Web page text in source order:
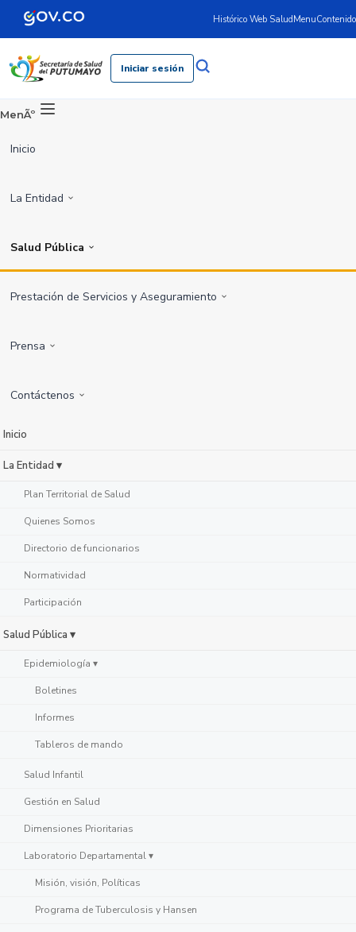
Histórico Web SaludMenuContenido
Iniciar sesión
MenÃº
Inicio
La Entidad
Salud Pública
Prestación de Servicios y Aseguramiento
Prensa
Contáctenos
Inicio
La Entidad ▾
Plan Territorial de Salud
Quienes Somos
Directorio de funcionarios
Normatividad
Participación
Salud Pública ▾
Epidemiología ▾
Boletines
Informes
Tableros de mando
Salud Infantil
Gestión en Salud
Dimensiones Prioritarias
Laboratorio Departamental ▾
Misión, visión, Políticas
Programa de Tuberculosis y Hansen